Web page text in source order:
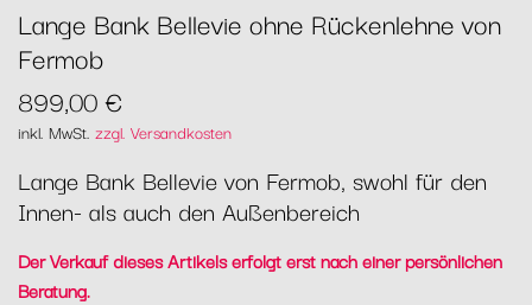
Lange Bank Bellevie ohne Rückenlehne von
Fermob
899,00 €
inkl. MwSt. zzgl. Versandkosten
Lange Bank Bellevie von Fermob, swohl für den
Innen- als auch den Außenbereich
Der Verkauf dieses Artikels erfolgt erst nach einer persönlichen
Beratung.